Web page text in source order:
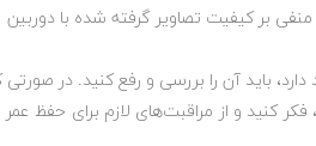
کیفیت تصاویر گرفته شده با دوربین
باید آن را بررسی و رفع کنید. در
فکر کنید و از مراقبت‌های لازم برای